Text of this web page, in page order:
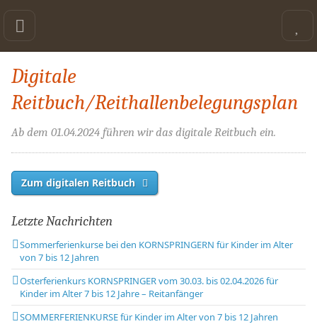
Digitale
Reitbuch/Reithallenbelegungsplan
Ab dem 01.04.2024 führen wir das digitale Reitbuch ein.
Zum digitalen Reitbuch
Letzte Nachrichten
Sommerferienkurse bei den KORNSPRINGERN für Kinder im Alter
von 7 bis 12 Jahren
Osterferienkurs KORNSPRINGER vom 30.03. bis 02.04.2026 für
Kinder im Alter 7 bis 12 Jahre – Reitanfänger
SOMMERFERIENKURSE für Kinder im Alter von 7 bis 12 Jahren